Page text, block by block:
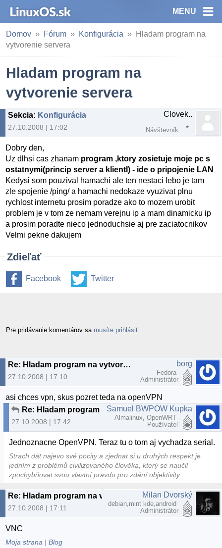
MENU
Domov Fórum Konfigurácia
Hladam program na
vytvorenie servera
Hladam program na
vytvorenie servera
Sekcia: Konfigurácia
27.10.2008 | 17:02
Clovek..
Návštevník
Dobry den,
Uz dlhsi cas zhanam program ,ktory zosietuje moje pc s
ostatnymi(princip server a klientI) - ide o pripojenie LAN
Kedysi som pouzival hamachi ale ten nestaci lebo je tam
zle spojenie /ping/ a hamachi nedokaze vyuzivat plnu
rychlost internetu prosim poradze ako to mozem urobit
problem je v tom ze nemam verejnu ip a mam dinamicku ip
a prosim poradte nieco jednoduchsie aj pre zaciatocnikov
Velmi pekne dakujem
Zdieľať
Facebook Twitter
Pre pridávanie komentárov sa musíte prihlásiť
Re: Hladam program na vytvorenie servera
27.10.2008 | 17:10
borg
Fedora
Administrátor
asi chces vpn, skus pozret teda na openVPN
Re: Hladam program na vytvorenie servera
27.10.2008 | 17:42
Samuel BWPOW Kupka
Almalinux, OpenWRT
Používateľ
Jednoznacne OpenVPN. Teraz tu o tom aj vychadza serial.
Strach dát najevo své pocity a zjednat si u druhých respekt je
jedním z problémů civilizovaného člověka, který se naučil
zpochybňovat svou vlastní pravdu pro zdání objektivity
27.10.2008 | 17:11
Milan Dvorský
debian,mint kde,android
Administrátor
VNC
Moja strana |Blog